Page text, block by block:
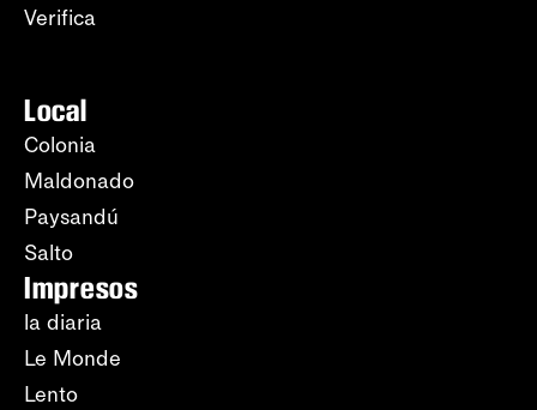
Verifica
Local
Colonia
Maldonado
Paysandú
Salto
Impresos
la diaria
Le Monde
Lento